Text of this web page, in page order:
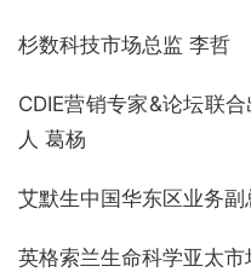
杉数科技市场总监 李哲
CDIE营销专家&论坛联
人 葛杨
艾默生中国华东区业务副
英格索兰生命科学亚太